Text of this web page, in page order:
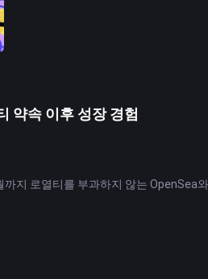
암호화폐 채굴업체의 시가총액이 30%
연방준비은행의 최근 지침은 PayPal 및
연방준비은행의 접근 방식을 통화 감사
약속 이후 성장 경험
지 로열티를 부과하지 않는 OpenSea